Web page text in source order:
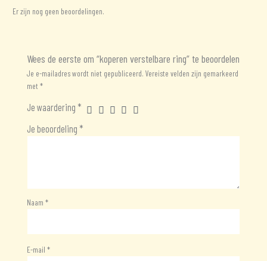
Er zijn nog geen beoordelingen.
Wees de eerste om “koperen verstelbare ring” te beoordelen
Je e-mailadres wordt niet gepubliceerd. Vereiste velden zijn gemarkeerd
met *
Je waardering *
Je beoordeling *
Naam *
E-mail *